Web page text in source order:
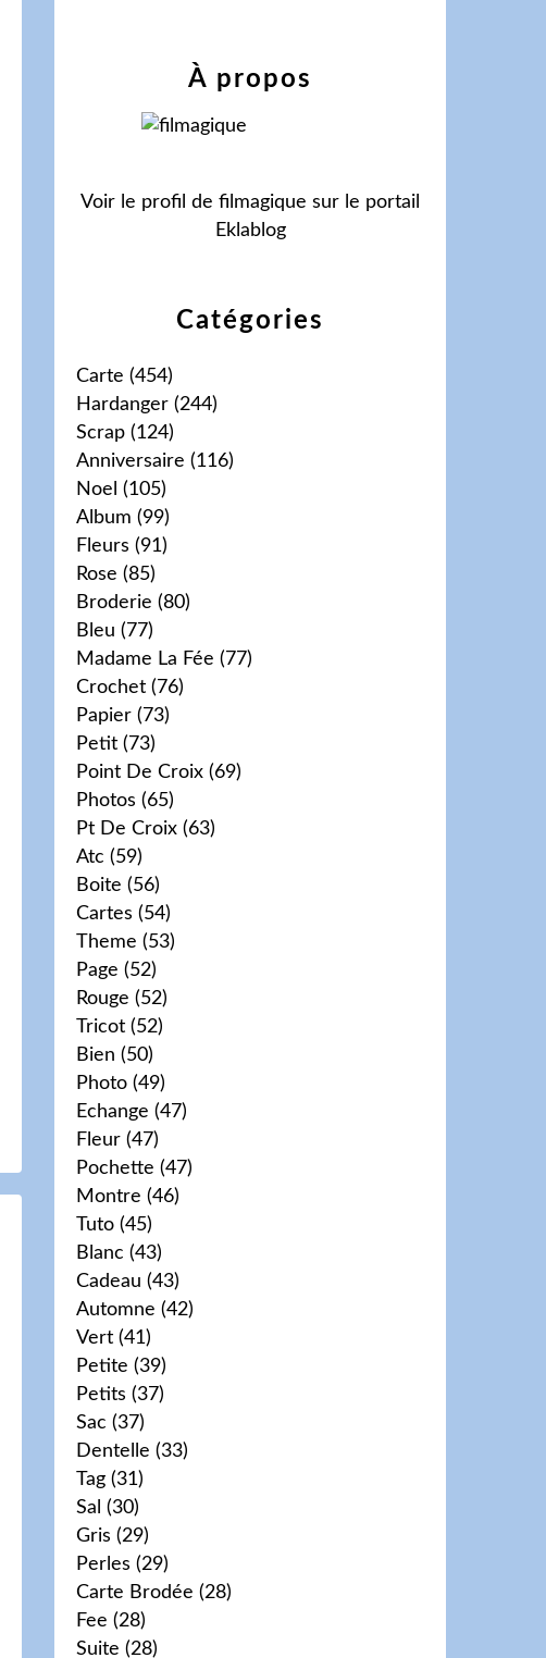
Catégories
Carte (454)
Hardanger (244)
Scrap (124)
Anniversaire (116)
Noel (105)
Album (99)
Fleurs (91)
Rose (85)
Broderie (80)
Bleu (77)
Madame La Fée (77)
Crochet (76)
Papier (73)
Petit (73)
Point De Croix (69)
Photos (65)
Pt De Croix (63)
Atc (59)
Boite (56)
Cartes (54)
Theme (53)
Page (52)
Rouge (52)
Tricot (52)
Bien (50)
Photo (49)
Echange (47)
Fleur (47)
Pochette (47)
Montre (46)
Tuto (45)
Blanc (43)
Cadeau (43)
Automne (42)
Vert (41)
Petite (39)
Petits (37)
Sac (37)
Dentelle (33)
Tag (31)
Sal (30)
Gris (29)
Perles (29)
Carte Brodée (28)
Fee (28)
Suite (28)
À propos
Voir le profil de filmagique sur le portail
Eklablog